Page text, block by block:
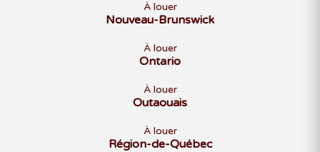
À louer
Nouveau-Brunswick
À louer
Ontario
À louer
Outaouais
À louer
Région-de-Québec